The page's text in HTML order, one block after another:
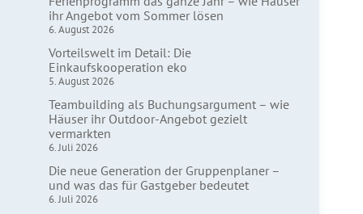
ihr Angebot vom Sommer lösen
6. August 2026
Vorteilswelt im Detail: Die
Einkaufskooperation eko
5. August 2026
Teambuilding als Buchungsargument – wie
Häuser ihr Outdoor-Angebot gezielt
vermarkten
6. Juli 2026
Die neue Generation der Gruppenplaner –
und was das für Gastgeber bedeutet
6. Juli 2026